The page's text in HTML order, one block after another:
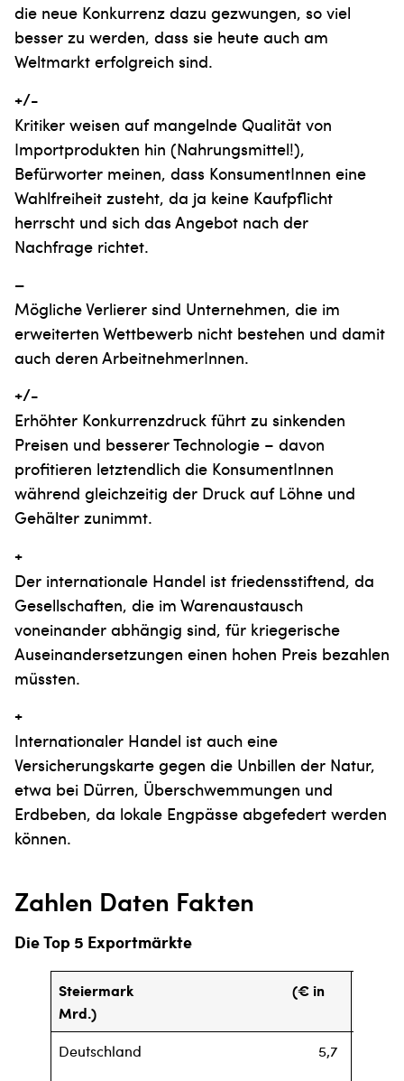
die neue Konkurrenz dazu gezwungen, so viel
besser zu werden, dass sie heute auch am
Weltmarkt erfolgreich sind.
+/-
Kritiker weisen auf mangelnde Qualität von
Importprodukten hin (Nahrungsmittel!),
Befürworter meinen, dass KonsumentInnen eine
Wahlfreiheit zusteht, da ja keine Kaufpflicht
herrscht und sich das Angebot nach der
Nachfrage richtet.
–
Mögliche Verlierer sind Unternehmen, die im
erweiterten Wettbewerb nicht bestehen und damit
auch deren ArbeitnehmerInnen.
+/-
Erhöhter Konkurrenzdruck führt zu sinkenden
Preisen und besserer Technologie – davon
profitieren letztendlich die KonsumentInnen
während gleichzeitig der Druck auf Löhne und
Gehälter zunimmt.
+
Der internationale Handel ist friedensstiftend, da
Gesellschaften, die im Warenaustausch
voneinander abhängig sind, für kriegerische
Auseinandersetzungen einen hohen Preis bezahlen
müssten.
+
Internationaler Handel ist auch eine
Versicherungskarte gegen die Unbillen der Natur,
etwa bei Dürren, Überschwemmungen und
Erdbeben, da lokale Engpässe abgefedert werden
können.
Zahlen Daten Fakten
Die Top 5 Exportmärkte
Steiermark (€ in
Mrd.)
Deutschland 5,7